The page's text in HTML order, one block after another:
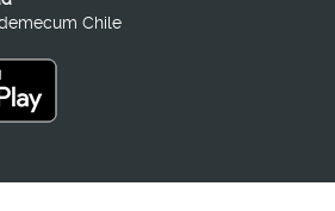
Chile